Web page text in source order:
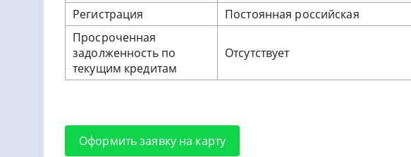
Регистрация
Постоянная российская
Просроченная
задолженность по
текущим кредитам
Отсутствует
Оформить заявку на карту